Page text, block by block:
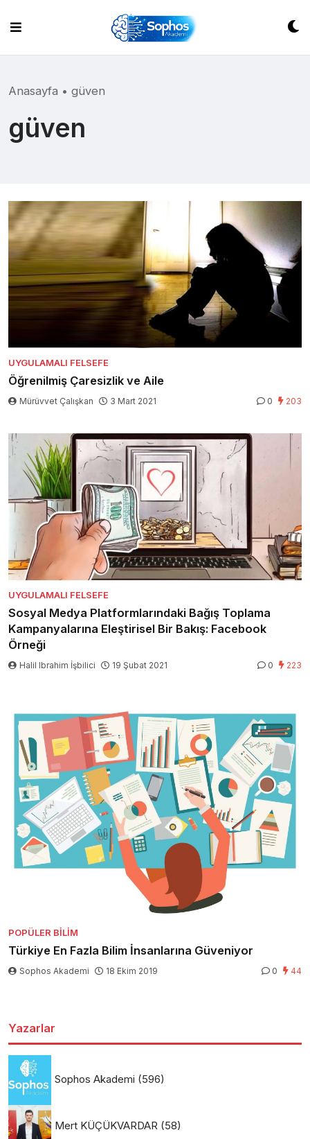
content
Anasayfa • güven
güven
UYGULAMALI FELSEFE
Öğrenilmiş Çaresizlik ve Aile
Mürüvvet Çalışkan 3 Mart 2021 0 203
UYGULAMALI FELSEFE
Sosyal Medya Platformlarındaki Bağış Toplama
Kampanyalarına Eleştirisel Bir Bakış: Facebook
Örneği
Halil Ibrahim İşbilici 19 Şubat 2021 0 223
POPÜLER BILIM
Türkiye En Fazla Bilim İnsanlarına Güveniyor
Sophos Akademi 18 Ekim 2019 0 44
Yazarlar
Sophos Akademi (596)
Mert KÜÇÜKVARDAR (58)